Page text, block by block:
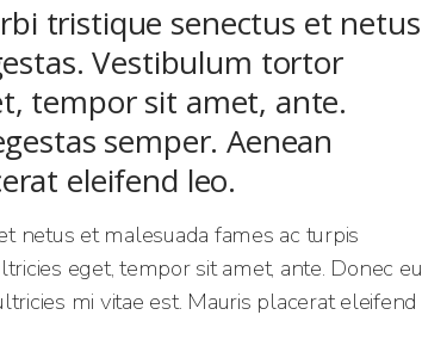
tristique senectus et netus
Vestibulum tortor
tempor sit amet, ante.
semper. Aenean
eleifend leo.
netus et malesuada fames ac turpis
eget, tempor sit amet, ante. Donec eu
mi vitae est. Mauris placerat eleifend